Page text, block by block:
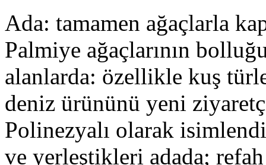
Ada: tamamen ağaçlarla
Palmiye ağaçlarının
alanlarda: özellikle kuş
deniz ürününü yeni
Polinezyalı olarak
ve yerleştikleri adada;